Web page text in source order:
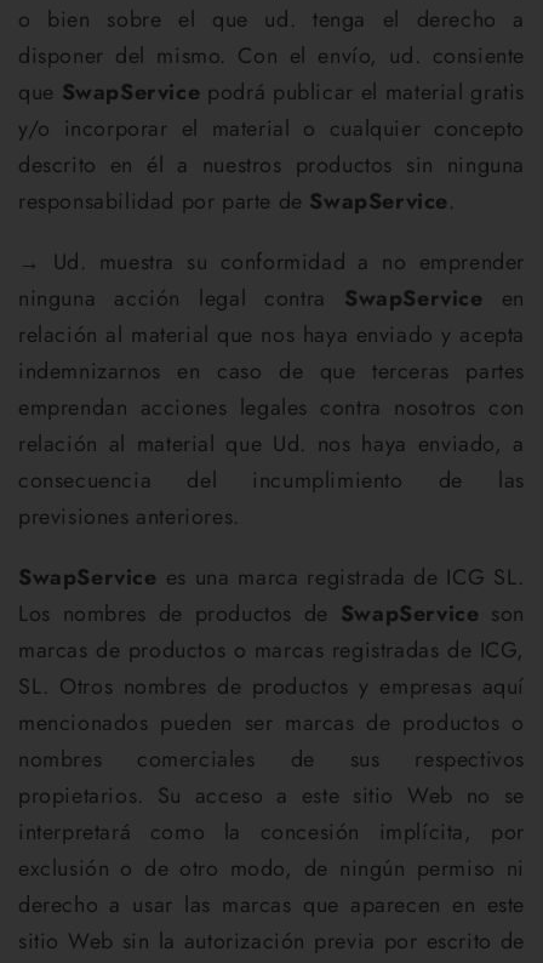
o bien sobre el que ud. tenga el derecho a
disponer del mismo. Con el envío, ud. consiente
que SwapService podrá publicar el material gratis
y/o incorporar el material o cualquier concepto
descrito en él a nuestros productos sin ninguna
responsabilidad por parte de SwapService.
→ Ud. muestra su conformidad a no emprender
ninguna acción legal contra SwapService en
relación al material que nos haya enviado y acepta
indemnizarnos en caso de que terceras partes
emprendan acciones legales contra nosotros con
relación al material que Ud. nos haya enviado, a
consecuencia del incumplimiento de las
previsiones anteriores.
SwapService es una marca registrada de ICG SL.
Los nombres de productos de SwapService son
marcas de productos o marcas registradas de ICG,
SL. Otros nombres de productos y empresas aquí
mencionados pueden ser marcas de productos o
nombres comerciales de sus respectivos
propietarios. Su acceso a este sitio Web no se
interpretará como la concesión implícita, por
exclusión o de otro modo, de ningún permiso ni
derecho a usar las marcas que aparecen en este
sitio Web sin la autorización previa por escrito de